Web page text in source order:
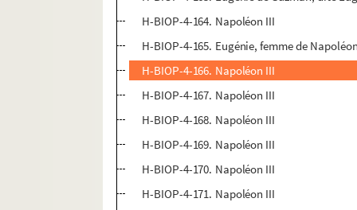
H-BIOP-4-164. Napoléon III
H-BIOP-4-165. Eugénie, femme de
H-BIOP-4-166. Napoléon III
H-BIOP-4-167. Napoléon III
H-BIOP-4-168. Napoléon III
H-BIOP-4-169. Napoléon III
H-BIOP-4-170. Napoléon III
H-BIOP-4-171. Napoléon III